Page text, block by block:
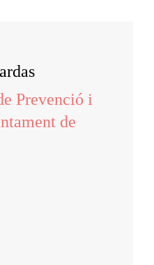
Prevenció i
de